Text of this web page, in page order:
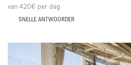
Lift
Meubilair
Paskamers
van 420€ per dag
SNELLE ANTWOORDER